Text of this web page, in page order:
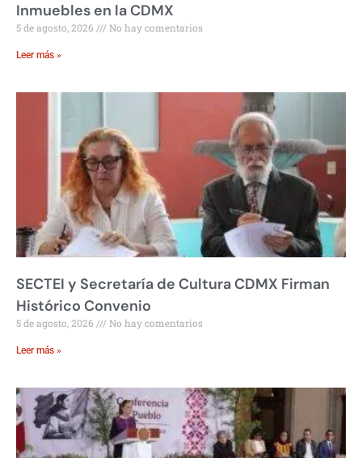
Inmuebles en la CDMX
5 de agosto, 2026 No hay comentarios
Leer más »
SECTEI y Secretaría de Cultura CDMX Firman
Histórico Convenio
5 de agosto, 2026 No hay comentarios
Leer más »